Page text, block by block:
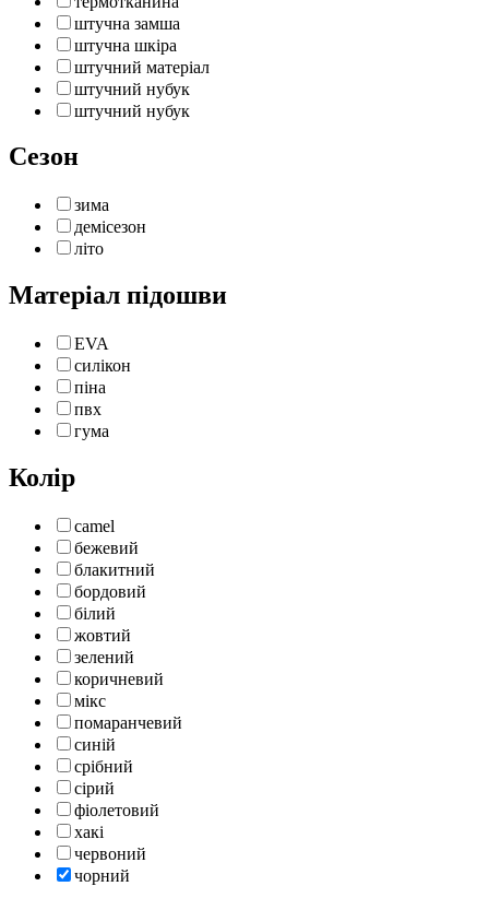
штучна замша
штучна шкіра
штучний матеріал
штучний нубук
штучний нубук
Сезон
зима
демісезон
літо
Матеріал підошви
EVA
силікон
піна
пвх
гума
Колір
camel
бежевий
блакитний
бордовий
білий
жовтий
зелений
коричневий
мікс
помаранчевий
синій
срібний
сірий
фіолетовий
хакі
червоний
чорний